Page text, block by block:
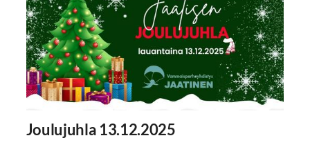
Joulujuhla 13.12.2025